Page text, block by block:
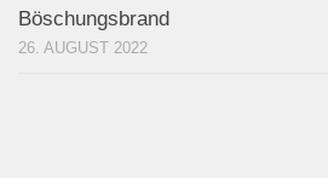
Böschungsbrand
26. AUGUST 2022